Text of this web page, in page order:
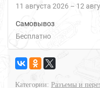
11 августа 2026 – 12
Самовывоз
Бесплатно
Категории: Разъемы и